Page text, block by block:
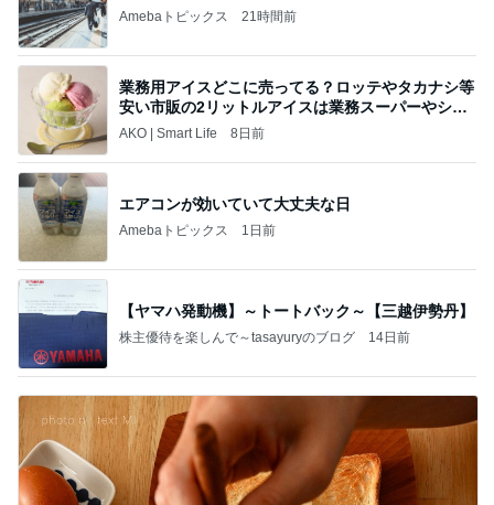
Amebaトピックス 21時間前
業務用アイスどこに売ってる？ロッテやタカナシ等
安い市販の2リットルアイスは業務スーパーやシャ
トレ
AKO | Smart Life 8日前
エアコンが効いていて大丈夫な日
Amebaトピックス 1日前
【ヤマハ発動機】～トートバック～【三越伊勢丹】
株主優待を楽しんで～tasayuryのブログ 14日前